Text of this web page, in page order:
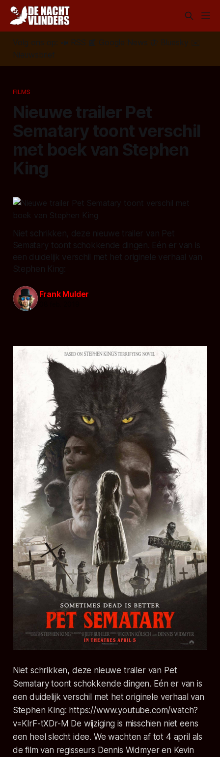
Volg ons op: 📣 RSS 📰 Google News 🦋 Bluesky
✉️
Nieuwsbrief
FILMS
Nieuwe trailer Pet
Sematary toont verschil
met boek van Stephen
King
Niet schrikken, deze nieuwe trailer van Pet
Sematary toont schokkende dingen. Eén er van is
een duidelijk verschil met het originele verhaal van
Stephen King:
Frank Mulder
Niet schrikken, deze nieuwe trailer van Pet
Sematary toont schokkende dingen. Eén er van is
een duidelijk verschil met het originele verhaal van
Stephen King: https://www.youtube.com/watch?
v=KlrF-tXDr-M De wijziging is misschien niet eens
een heel slecht idee. We wachten af tot 4 april als
de film van regisseurs Dennis Widmyer en Kevin